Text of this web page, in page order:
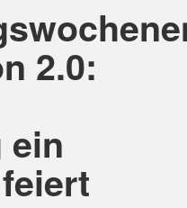
2.0:
ein